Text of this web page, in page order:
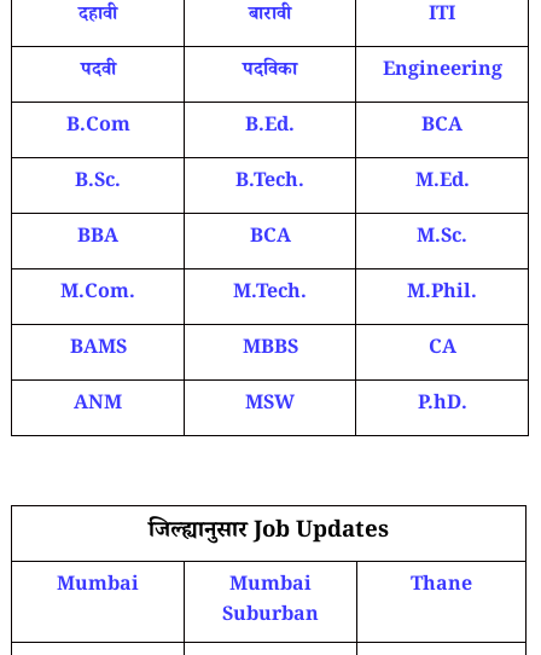
दहावी बारावी
ITI
पदवी
पदविका
Engineering
B.Com
B.Ed.
BCA
B.Sc.
B.Tech.
M.Ed.
BBA
BCA
M.Sc.
M.Com.
M.Tech.
M.Phil.
BAMS
MBBS
CA
ANM
MSW P.hD.
जिल्ह्यानुसार Job Updates
Mumbai
Mumbai
Suburban
Thane